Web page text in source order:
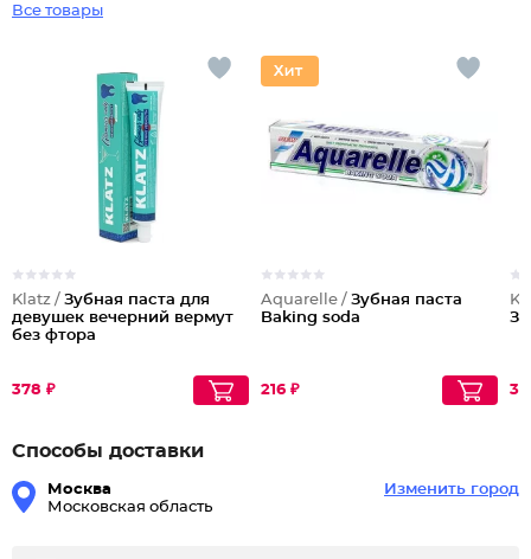
Все товары
Klatz / Зубная паста для
девушек вечерний вермут
без фтора
378 ₽
Aquarelle / Зубная паста
Baking soda
216 ₽
Способы доставки
Москва
Московская область
Изменить город